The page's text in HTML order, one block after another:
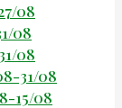
08
08
08
31/08
15/08